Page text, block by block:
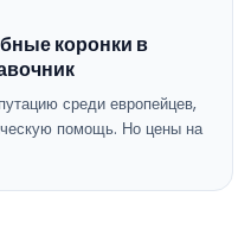
коронки в
среди европейцев,
помощь. Но цены на